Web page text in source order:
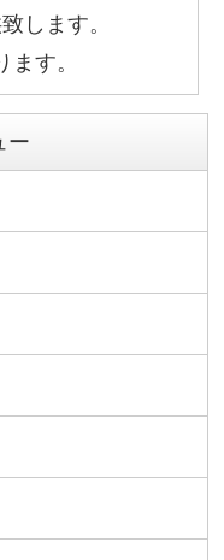
します。
す。
ー